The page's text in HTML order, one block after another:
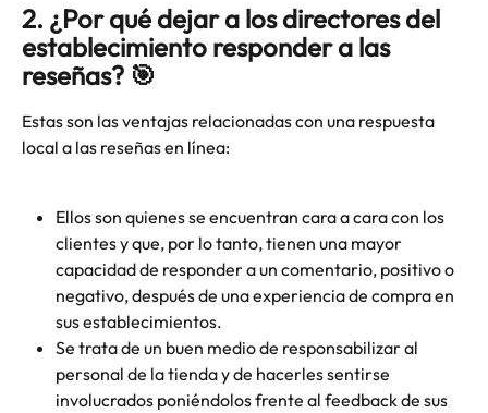
2. ¿Por qué dejar a los directores del
establecimiento responder a las
reseñas? 🎯
Estas son las ventajas relacionadas con una respuesta
local a las reseñas en línea:
Ellos son quienes se encuentran cara a cara con los
clientes y que, por lo tanto, tienen una mayor
capacidad de responder a un comentario, positivo o
negativo, después de una experiencia de compra en
sus establecimientos.
Se trata de un buen medio de responsabilizar al
personal de la tienda y de hacerles sentirse
involucrados poniéndolos frente al feedback de sus